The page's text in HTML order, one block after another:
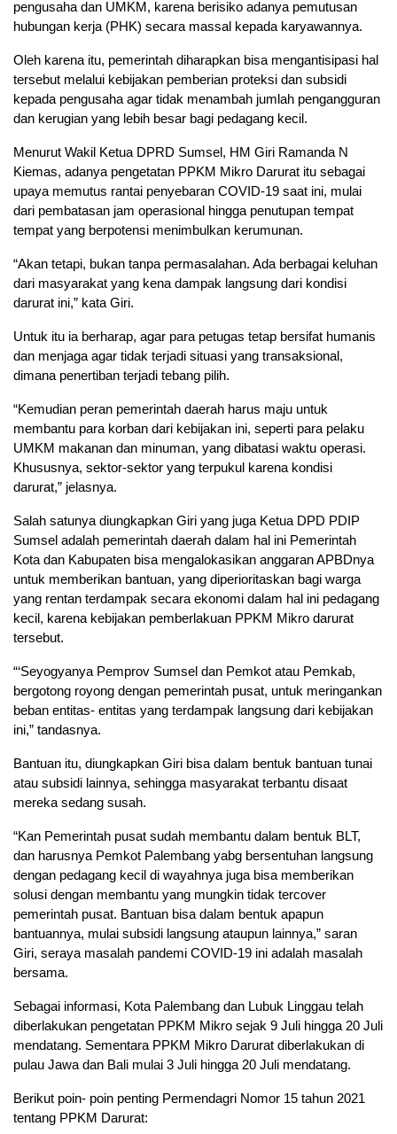
pengusaha dan UMKM, karena berisiko adanya pemutusan
hubungan kerja (PHK) secara massal kepada karyawannya.
Oleh karena itu, pemerintah diharapkan bisa mengantisipasi hal
tersebut melalui kebijakan pemberian proteksi dan subsidi
kepada pengusaha agar tidak menambah jumlah pengangguran
dan kerugian yang lebih besar bagi pedagang kecil.
Menurut Wakil Ketua DPRD Sumsel, HM Giri Ramanda N
Kiemas, adanya pengetatan PPKM Mikro Darurat itu sebagai
upaya memutus rantai penyebaran COVID-19 saat ini, mulai
dari pembatasan jam operasional hingga penutupan tempat
tempat yang berpotensi menimbulkan kerumunan.
“Akan tetapi, bukan tanpa permasalahan. Ada berbagai keluhan
dari masyarakat yang kena dampak langsung dari kondisi
darurat ini,” kata Giri.
Untuk itu ia berharap, agar para petugas tetap bersifat humanis
dan menjaga agar tidak terjadi situasi yang transaksional,
dimana penertiban terjadi tebang pilih.
“Kemudian peran pemerintah daerah harus maju untuk
membantu para korban dari kebijakan ini, seperti para pelaku
UMKM makanan dan minuman, yang dibatasi waktu operasi.
Khususnya, sektor-sektor yang terpukul karena kondisi
darurat,” jelasnya.
Salah satunya diungkapkan Giri yang juga Ketua DPD PDIP
Sumsel adalah pemerintah daerah dalam hal ini Pemerintah
Kota dan Kabupaten bisa mengalokasikan anggaran APBDnya
untuk memberikan bantuan, yang diperioritaskan bagi warga
yang rentan terdampak secara ekonomi dalam hal ini pedagang
kecil, karena kebijakan pemberlakuan PPKM Mikro darurat
tersebut.
“‘Seyogyanya Pemprov Sumsel dan Pemkot atau Pemkab,
bergotong royong dengan pemerintah pusat, untuk meringankan
beban entitas- entitas yang terdampak langsung dari kebijakan
ini,” tandasnya.
Bantuan itu, diungkapkan Giri bisa dalam bentuk bantuan tunai
atau subsidi lainnya, sehingga masyarakat terbantu disaat
mereka sedang susah.
“Kan Pemerintah pusat sudah membantu dalam bentuk BLT,
dan harusnya Pemkot Palembang yabg bersentuhan langsung
dengan pedagang kecil di wayahnya juga bisa memberikan
solusi dengan membantu yang mungkin tidak tercover
pemerintah pusat. Bantuan bisa dalam bentuk apapun
bantuannya, mulai subsidi langsung ataupun lainnya,” saran
Giri, seraya masalah pandemi COVID-19 ini adalah masalah
bersama.
Sebagai informasi, Kota Palembang dan Lubuk Linggau telah
diberlakukan pengetatan PPKM Mikro sejak 9 Juli hingga 20 Juli
mendatang. Sementara PPKM Mikro Darurat diberlakukan di
pulau Jawa dan Bali mulai 3 Juli hingga 20 Juli mendatang.
Berikut poin- poin penting Permendagri Nomor 15 tahun 2021
tentang PPKM Darurat: